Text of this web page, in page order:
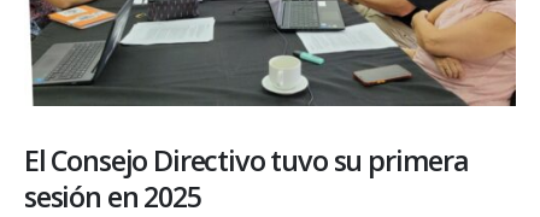
El Consejo Directivo tuvo su primera
sesión en 2025